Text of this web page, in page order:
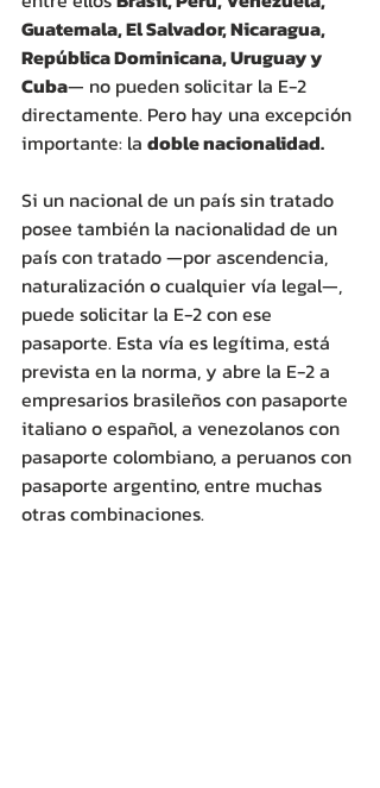
Guatemala, El Salvador, Nicaragua,
República Dominicana, Uruguay y
Cuba— no pueden solicitar la E-2
directamente. Pero hay una excepción
importante: la doble nacionalidad.
Si un nacional de un país sin tratado
posee también la nacionalidad de un
país con tratado —por ascendencia,
naturalización o cualquier vía legal—,
puede solicitar la E-2 con ese
pasaporte. Esta vía es legítima, está
prevista en la norma, y abre la E-2 a
empresarios brasileños con pasaporte
italiano o español, a venezolanos con
pasaporte colombiano, a peruanos con
pasaporte argentino, entre muchas
otras combinaciones.